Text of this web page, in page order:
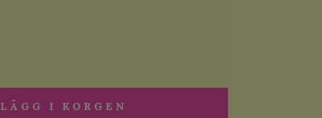
LÄGG I KORGEN